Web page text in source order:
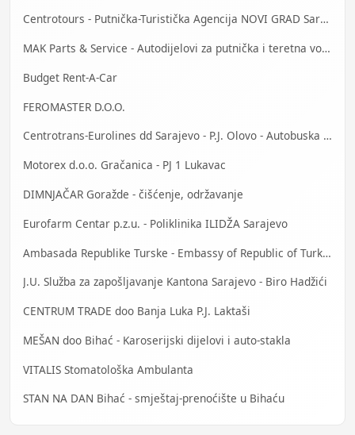
Centrotours - Putnička-Turistička Agencija NOVI GRAD Sarajevo
MAK Parts & Service - Autodijelovi za putnička i teretna vozila Gračanica
Budget Rent-A-Car
FEROMASTER D.O.O.
Centrotrans-Eurolines dd Sarajevo - P.J. Olovo - Autobuska stanica
Motorex d.o.o. Gračanica - PJ 1 Lukavac
DIMNJAČAR Goražde - čišćenje, održavanje
Eurofarm Centar p.z.u. - Poliklinika ILIDŽA Sarajevo
Ambasada Republike Turske - Embassy of Republic of Turkey
J.U. Služba za zapošljavanje Kantona Sarajevo - Biro Hadžići
CENTRUM TRADE doo Banja Luka P.J. Laktaši
MEŠAN doo Bihać - Karoserijski dijelovi i auto-stakla
VITALIS Stomatološka Ambulanta
STAN NA DAN Bihać - smještaj-prenoćište u Bihaću